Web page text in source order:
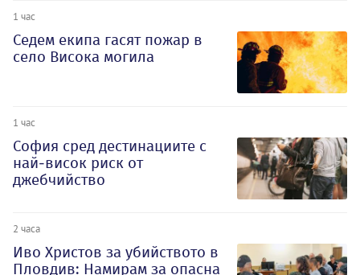
1 час
Седем екипа гасят пожар в
село Висока могила
1 час
София сред дестинациите с
най-висок риск от
джебчийство
2 часа
Иво Христов за убийството в
Пловдив: Намирам за опасна